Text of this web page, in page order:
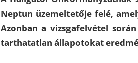
Neptun üzemeltetője felé,
Azonban a vizsgafelvétel
tarthatatlan állapotokat